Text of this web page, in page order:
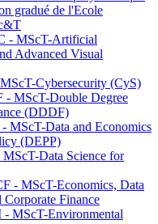
gradué de l'Ecole
- MScT-Artificial
Advanced Visual
Cybersecurity (CyS)
MScT-Double Degree
(DDDF)
MScT-Data and Economics
(DEPP)
Data Science for
- MScT-Economics, Data
Corporate Finance
MScT-Environmental